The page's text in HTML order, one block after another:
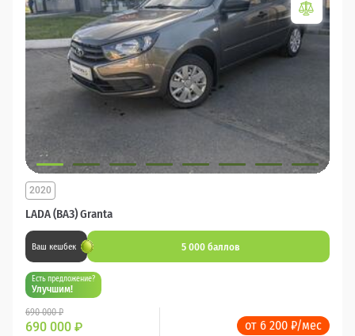
LADA (ВАЗ) Granta
2020
Ваш кешбек 5 000 баллов
Есть предложение?
Улучшим!
690 000 ₽
690 000 ₽ от 6 200 ₽/мес